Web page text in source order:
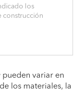
los
construcción
pueden variar en
los materiales, la